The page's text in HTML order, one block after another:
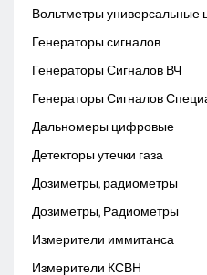
Вольтметры
Генераторы сигналов
Генераторы Сигналов ВЧ
Генераторы Сигналов
Дальномеры цифровые
Детекторы утечки газа
Дозиметры, радиометры
Дозиметры, Радиометры
Измерители иммитанса
Измерители КСВН